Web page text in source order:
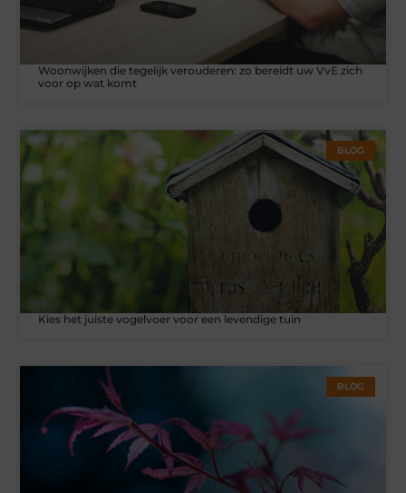
Woonwijken die tegelijk verouderen: zo bereidt uw VvE zich
voor op wat komt
BLOG
Kies het juiste vogelvoer voor een levendige tuin
BLOG